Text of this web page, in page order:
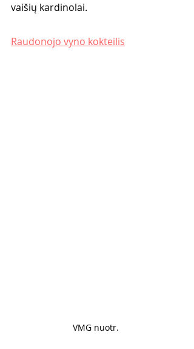
vaišių kardinolai.
Raudonojo vyno kokteilis
VMG nuotr.